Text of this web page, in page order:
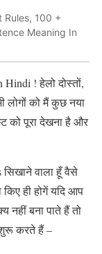
Rules, 100 +
Meaning In
Hindi ! हेलो दोस्तों,
को मैं कुछ नया
को पूरा देखना है और
वाला हूँ वैसे
ही होगें यदि आप
नहीं बना पाते हैं तो
शुरू करते हैं –